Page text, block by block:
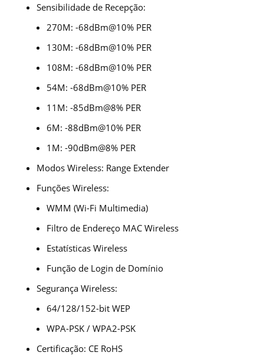
Sensibilidade de Recepção:
270M: -68dBm@10% PER
130M: -68dBm@10% PER
108M: -68dBm@10% PER
54M: -68dBm@10% PER
11M: -85dBm@8% PER
6M: -88dBm@10% PER
1M: -90dBm@8% PER
Modos Wireless: Range Extender
Funções Wireless:
WMM (Wi-Fi Multimedia)
Filtro de Endereço MAC Wireless
Estatísticas Wireless
Função de Login de Domínio
Segurança Wireless:
64/128/152-bit WEP
WPA-PSK / WPA2-PSK
Certificação: CE RoHS